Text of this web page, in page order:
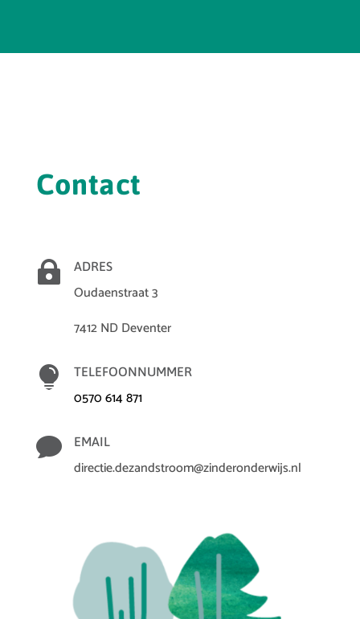
Contact
 ADRES
Oudaenstraat 3
7412 ND Deventer
 TELEFOONNUMMER
0570 614 871
 EMAIL
directie.dezandstroom@zinderonderwijs.nl